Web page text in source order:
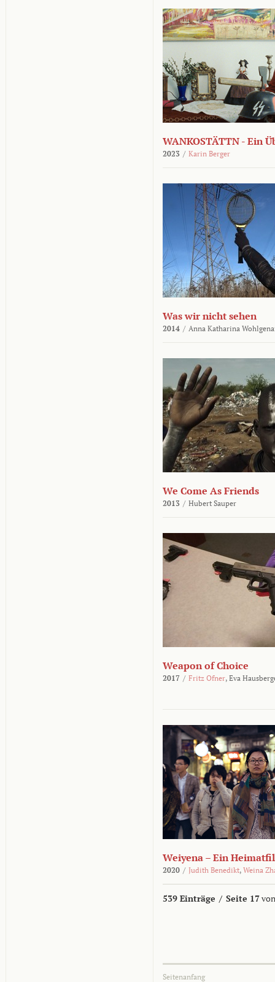
WANKOSTÄTTN - Ein
2023 / Karin Berger
Was wir nicht sehen
2014 / Anna Katharina
We Come As Friends
2013 / Hubert Sauper
Weapon of Choice
2017 / Fritz Ofner, Eva
Weiyena – Ein
2020 / Judith Benedikt, Weina
539 Einträge / Seite 17
Seitenanfang